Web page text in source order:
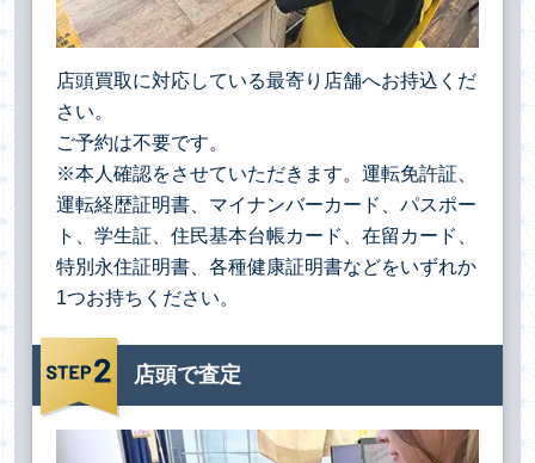
店頭買取に対応している最寄り店舗へお持込くだ
さい。
ご予約は不要です。
※本人確認をさせていただきます。運転免許証、
運転経歴証明書、マイナンバーカード、パスポー
ト、学生証、住民基本台帳カード、在留カード、
特別永住証明書、各種健康証明書などをいずれか
1つお持ちください。
店頭で査定